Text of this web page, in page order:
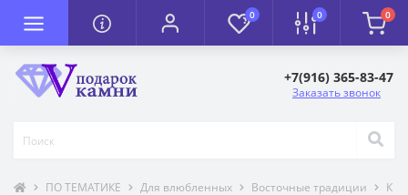
0 0 0
+7(916) 365-83-47
Заказать звонок
ПО ТЕМАТИКЕ Для влюбленных Восточные традиции К